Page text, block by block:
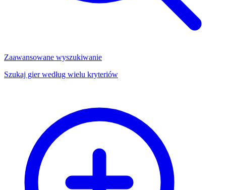
Zaawansowane wyszukiwanie
Szukaj gier według wielu kryteriów